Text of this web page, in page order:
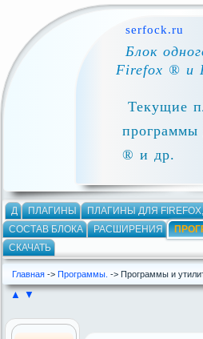
serfock.ru
Блок
Firefox ® и
Текущие
® и др.
Д ПЛАГИНЫ ПЛАГИНЫ ДЛЯ
СОСТАВ БЛОКА
РАСШИРЕНИЯ
СКАЧАТЬ
Главная -> Программы. -> Программы и
▲ ▼